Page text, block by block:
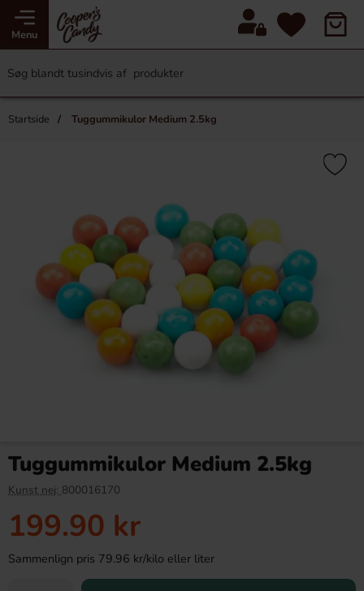
Menu
Startside Tuggummikulor Medium 2.5kg
Tuggummikulor Medium 2.5kg
Kunst nej: 800016170
199.90 kr
Sammenlign pris 79.96 kr/kilo eller liter